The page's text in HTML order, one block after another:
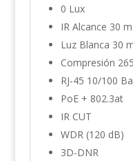
0 Lux
IR Alcance 30 m
Luz Blanca 30
Compresión
RJ-45 10/100
PoE + 802.3at
IR CUT
WDR (120 dB)
3D-DNR